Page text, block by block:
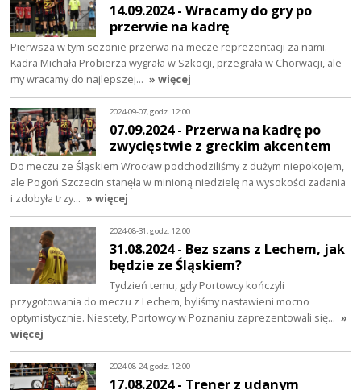
14.09.2024 - Wracamy do gry po
przerwie na kadrę
Pierwsza w tym sezonie przerwa na mecze reprezentacji za nami.
Kadra Michała Probierza wygrała w Szkocji, przegrała w Chorwacji, ale
my wracamy do najlepszej… » więcej
2024-09-07, godz. 12:00
07.09.2024 - Przerwa na kadrę po
zwycięstwie z greckim akcentem
Do meczu ze Śląskiem Wrocław podchodziliśmy z dużym niepokojem,
ale Pogoń Szczecin stanęła w minioną niedzielę na wysokości zadania
i zdobyła trzy… » więcej
2024-08-31, godz. 12:00
31.08.2024 - Bez szans z Lechem, jak
będzie ze Śląskiem?
Tydzień temu, gdy Portowcy kończyli
przygotowania do meczu z Lechem, byliśmy nastawieni mocno
optymistycznie. Niestety, Portowcy w Poznaniu zaprezentowali się… »
więcej
2024-08-24, godz. 12:00
17.08.2024 - Trener z udanym